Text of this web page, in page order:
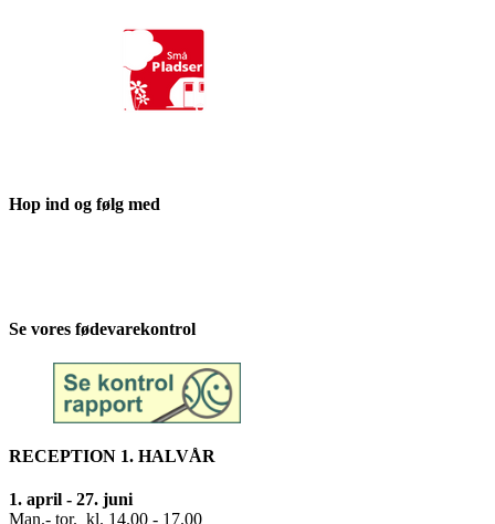
Hop ind og følg med
Se vores fødevarekontrol
RECEPTION 1. HALVÅR
1. april - 27. juni
Man.- tor. kl. 14.00 - 17.00